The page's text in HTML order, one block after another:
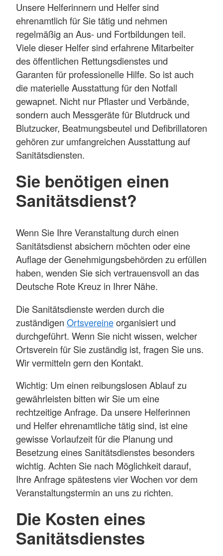
Unsere Helferinnern und Helfer sind
ehrenamtlich für Sie tätig und nehmen
regelmäßig an Aus- und Fortbildungen teil.
Viele dieser Helfer sind erfahrene Mitarbeiter
des öffentlichen Rettungsdienstes und
Garanten für professionelle Hilfe. So ist auch
die materielle Ausstattung für den Notfall
gewapnet. Nicht nur Pflaster und Verbände,
sondern auch Messgeräte für Blutdruck und
Blutzucker, Beatmungsbeutel und Defibrillatoren
gehören zur umfangreichen Ausstattung auf
Sanitätsdiensten.
Sie benötigen einen
Sanitätsdienst?
Wenn Sie Ihre Veranstaltung durch einen
Sanitätsdienst absichern möchten oder eine
Auflage der Genehmigungsbehörden zu erfüllen
haben, wenden Sie sich vertrauensvoll an das
Deutsche Rote Kreuz in Ihrer Nähe.
Die Sanitätsdienste werden durch die
zuständigen Ortsvereineorganisiert und
durchgeführt. Wenn Sie nicht wissen, welcher
Ortsverein für Sie zuständig ist, fragen Sie uns.
Wir vermitteln gern den Kontakt.
Wichtig: Um einen reibungslosen Ablauf zu
gewährleisten bitten wir Sie um eine
rechtzeitige Anfrage. Da unsere Helferinnen
und Helfer ehrenamtliche tätig sind, ist eine
gewisse Vorlaufzeit für die Planung und
Besetzung eines Sanitätsdienstes besonders
wichtig. Achten Sie nach Möglichkeit darauf,
Ihre Anfrage spätestens vier Wochen vor dem
Veranstaltungstermin an uns zu richten.
Die Kosten eines
Sanitätsdienstes